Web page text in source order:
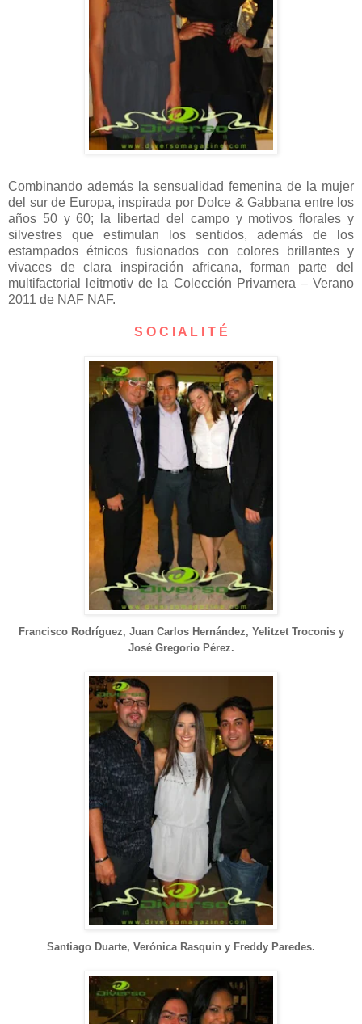
Combinando además la sensualidad femenina de la mujer
del sur de Europa, inspirada por Dolce & Gabbana entre los
años 50 y 60; la libertad del campo y motivos florales y
silvestres que estimulan los sentidos, además de los
estampados étnicos fusionados con colores brillantes y
vivaces de clara inspiración africana, forman parte del
multifactorial leitmotiv de la Colección Privamera – Verano
2011 de NAF NAF.
S O C I A L I T É
Francisco Rodríguez, Juan Carlos Hernández, Yelitzet Troconis y
José Gregorio Pérez.
Santiago Duarte, Verónica Rasquin y Freddy Paredes.